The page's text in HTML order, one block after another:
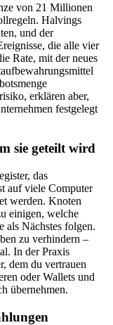
von 21 Millionen
Halvings
und der
die alle vier
Rate, mit der neues
erklären aber,
festgelegt
sie geteilt wird
das
auf viele Computer
werden. Knoten
einigen, welche
als Nächstes folgen.
zu verhindern –
In der Praxis
dem du vertrauen
oder Wallets und
übernehmen.